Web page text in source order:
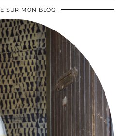
SUR MON BLOG